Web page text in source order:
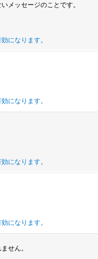
メッセージのことです。
になります。
になります。
になります。
になります。
せん。